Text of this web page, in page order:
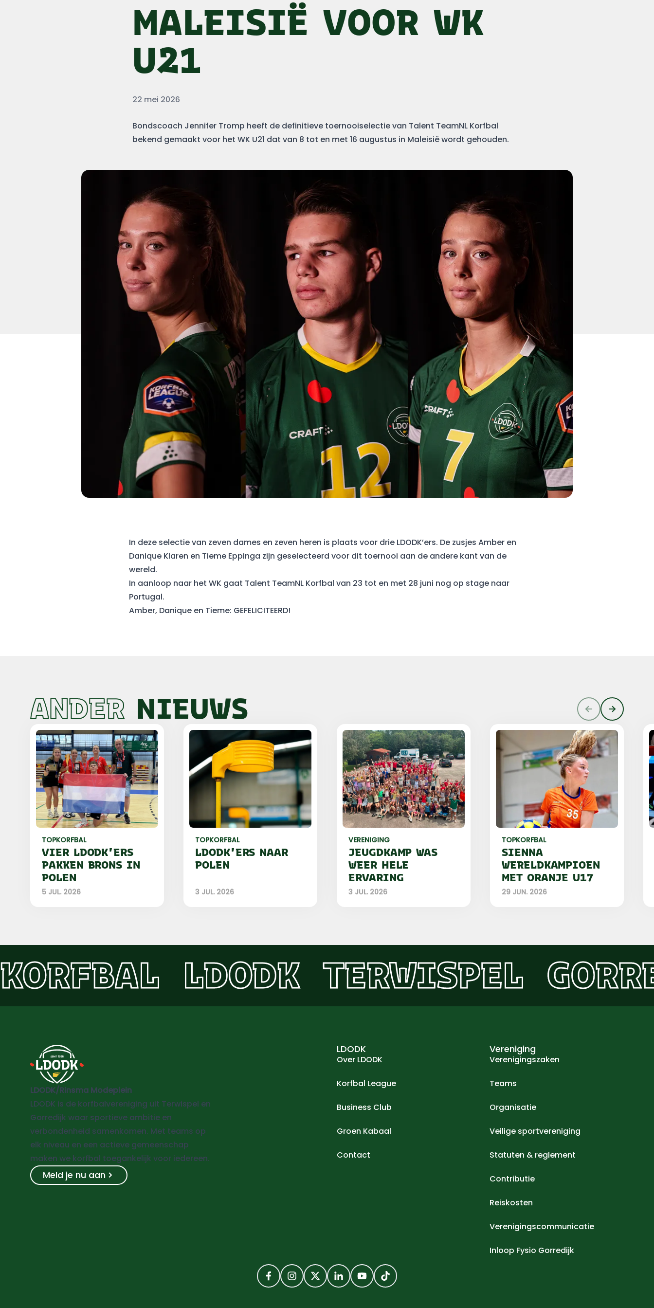
MALEISIË VOOR WK
U21
Datum
22 mei 2026
Bondscoach Jennifer Tromp heeft de definitieve toernooiselectie van Talent TeamNL Korfbal
bekend gemaakt voor het WK U21 dat van 8 tot en met 16 augustus in Maleisië wordt gehouden.
In deze selectie van zeven dames en zeven heren is plaats voor drie LDODK’ers. De zusjes Amber en
Danique Klaren en Tieme Eppinga zijn geselecteerd voor dit toernooi aan de andere kant van de
wereld.
In aanloop naar het WK gaat Talent TeamNL Korfbal van 23 tot en met 28 juni nog op stage naar
Portugal.
Amber, Danique en Tieme: GEFELICITEERD!
ANDER NIEUWS
TOPKORFBAL
VIER LDODK'ERS
PAKKEN BRONS IN
POLEN
5 JUL. 2026
TOPKORFBAL
LDODK'ERS NAAR
POLEN
3 JUL. 2026
VERENIGING
JEUGDKAMP WAS
WEER HELE
ERVARING
3 JUL. 2026
TOPKORFBAL
SIENNA
WERELDKAMPIOEN
MET ORANJE U17
29 JUN. 2026
KORFBAL LDODK TERWISPEL
LDODK/Rinsma Modeplein
LDODK is de korfbalvereniging uit Terwispel en
Gorredijk waar sportieve ambitie en
verbondenheid samenkomen. Met teams op
elk niveau en een actieve gemeenschap
maken we korfbal toegankelijk voor iedereen.
Meld je nu aan
LDODK
Over LDODK
Korfbal League
Business Club
Groen Kabaal
Contact
Vereniging
Verenigingszaken
Teams
Organisatie
Veilige sportvereniging
Statuten & reglement
Contributie
Reiskosten
Verenigingscommunicatie
Inloop Fysio Gorredijk
FacebookInstagram
TwitterLinkedInYouTubeTikTok